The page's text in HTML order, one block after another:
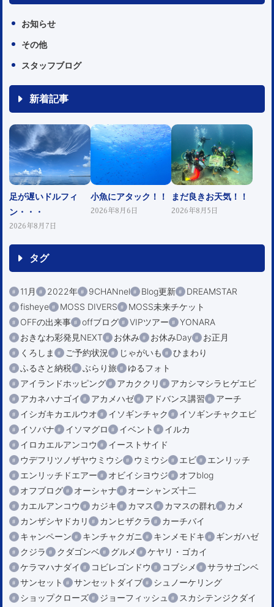
お知らせ
その他
スタッフブログ
新着記事
足が遅いドルフィ
ン・・・
2026年8月7日
小魚にアタック！！
2026年8月6日
まだ良きお天気！！
2026年8月5日
タグ
11月 2022年 9CHANnel Blog更新
DREAMSTAR
fisheye
MOSS DIVERS
MOSS未来チケット
OFFの出来事
offブログ VIPツアー
YONARA
おきなわ彩発見NEXT
お休み お休みDay
お正月
くろしま
ご予約状況 じゃがいも
ひまわり
ふるさと納税
ぶらり旅
ゆるフォト
アイランドホッピング
アカククリ
アカシマシラヒゲエビ
アカネハナゴイ
アカメハゼ アドバンス講習
アーチ
イシガキカエルウオ
イソギンチャク
イソギンチャクエビ
イソバナ
イソマグロ イベント
イルカ
イロカエルアンコウ
イーストサイド
ウデフリツノザヤウミウシ
ウミウシ エビ
エンリッチ
エンリッチドエアー
オビイシヨウジ
オフblog
オフブログ
オーシャナ
オーシャンズ十二
カエルアンコウ
カジキ カマス カマスの群れ
カメ
カンザシヤドカリ
カンヒザクラ
カーチバイ
キャンペーン
キンチャクガニ キンメモドキ
ギンガハゼ
クジラ
クダゴンベ グルメ
ケヤリ・ゴカイ
ケラマハナダイ
コビレゴンドウ コブシメ
サラサゴンベ
サンセット
サンセットダイブ
シュノーケリング
ショップクローズ
ジョーフィッシュ
スカシテンジクダイ